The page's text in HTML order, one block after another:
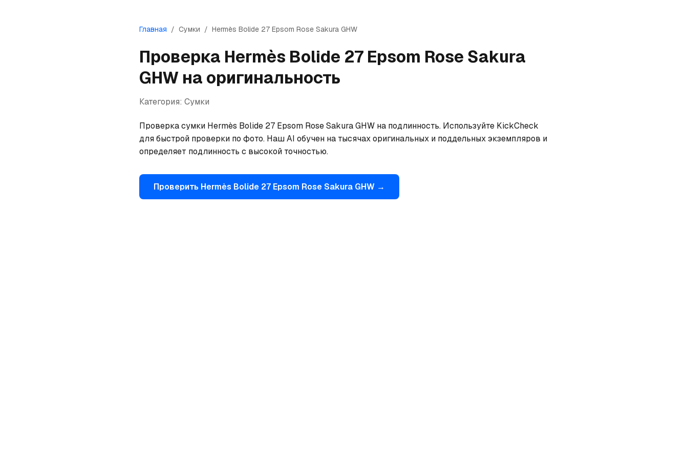
Главная / Сумки / Hermès Bolide 27 Epsom Rose Sakura GHW
Проверка Hermès Bolide 27 Epsom Rose Sakura
GHW на оригинальность
Категория: Сумки
Проверка сумки Hermès Bolide 27 Epsom Rose Sakura GHW на подлинность. Используйте KickCheck
для быстрой проверки по фото. Наш AI обучен на тысячах оригинальных и поддельных экземпляров и
определяет подлинность с высокой точностью.
Проверить Hermès Bolide 27 Epsom Rose Sakura GHW →